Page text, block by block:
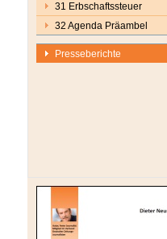
31 Erbschaftssteuer
32 Agenda Präambel
Presseberichte